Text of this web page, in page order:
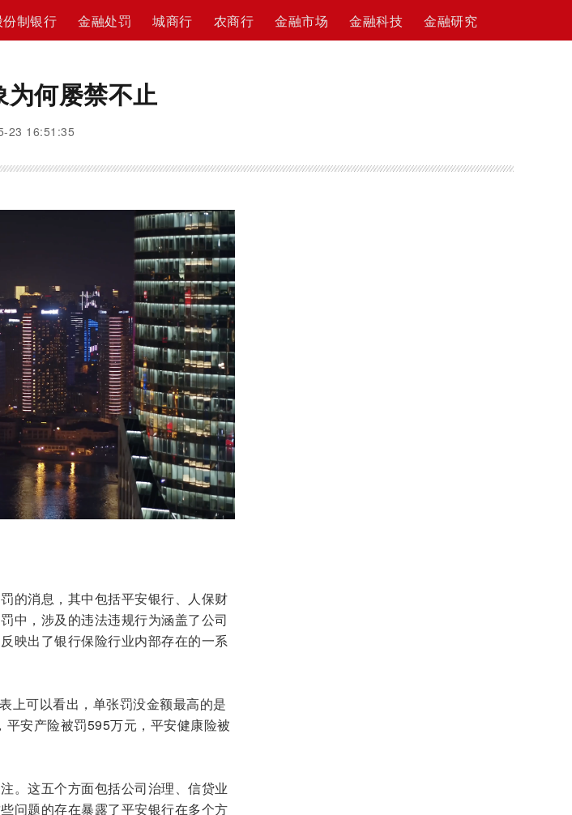
份制银行 金融处罚 城商行 农商行 金融市场 金融科技 金融研究
何屡禁不止
23 16:51:35
的消息，其中包括平安银行、人保财
中，涉及的违法违规行为涵盖了公司
映出了银行保险行业内部存在的一系
上可以看出，单张罚没金额最高的是
安产险被罚595万元，平安健康险被
。这五个方面包括公司治理、信贷业
问题的存在暴露了平安银行在多个方